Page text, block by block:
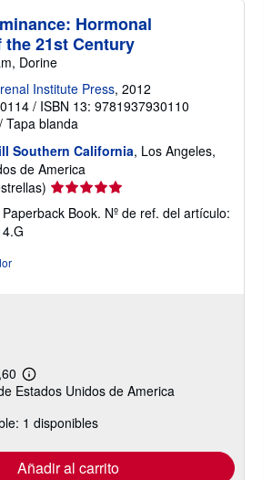
Hormonal
the 21st Century
Dorine
Institute Press, 2012
/ ISBN 13: 9781937930110
/ Tapa blanda
Southern California, Los Angeles,
de America
Calificación
del
vendedor:
Book. Nº de ref. del artículo:
Más
información
las
tarifas
envío
Estados Unidos de America
1 disponibles
Añadir al carrito